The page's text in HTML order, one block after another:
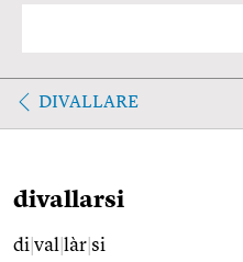
DIVALLARE
divallarsi
di val làr si